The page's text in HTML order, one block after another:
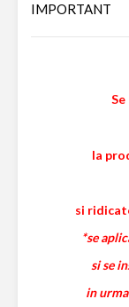
IMPORTANT
la
si
*se
si se
in